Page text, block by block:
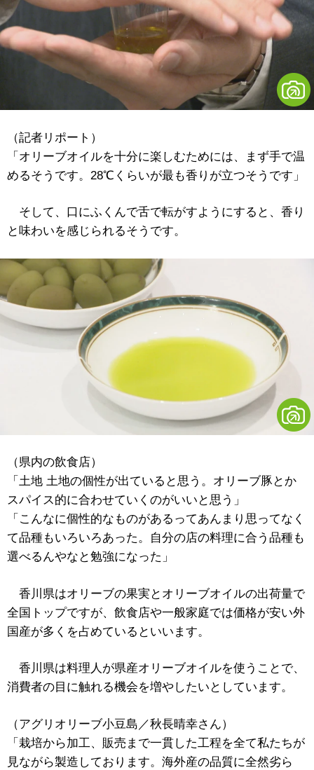
（記者リポート）
「オリーブオイルを十分に楽しむためには、まず手で温
めるそうです。28℃くらいが最も香りが立つそうです」
そして、口にふくんで舌で転がすようにすると、香り
と味わいを感じられるそうです。
（県内の飲食店）
「土地 土地の個性が出ていると思う。オリーブ豚とか
スパイス的に合わせていくのがいいと思う」
「こんなに個性的なものがあるってあんまり思ってなく
て品種もいろいろあった。自分の店の料理に合う品種も
選べるんやなと勉強になった」
香川県はオリーブの果実とオリーブオイルの出荷量で
全国トップですが、飲食店や一般家庭では価格が安い外
国産が多くを占めているといいます。
香川県は料理人が県産オリーブオイルを使うことで、
消費者の目に触れる機会を増やしたいとしています。
（アグリオリーブ小豆島／秋長晴幸さん）
「栽培から加工、販売まで一貫した工程を全て私たちが
見ながら製造しております。海外産の品質に全然劣ら